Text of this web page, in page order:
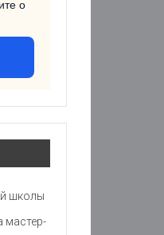
о
школы
мастер-